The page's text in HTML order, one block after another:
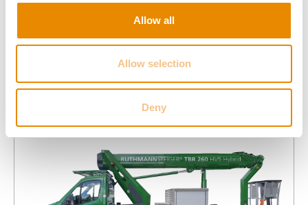
Allow all
Allow selection
Deny